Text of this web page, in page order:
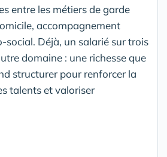
entre les métiers de garde
accompagnement
social. Déjà, un salarié sur trois
domaine : une richesse que
structurer pour renforcer la
talents et valoriser